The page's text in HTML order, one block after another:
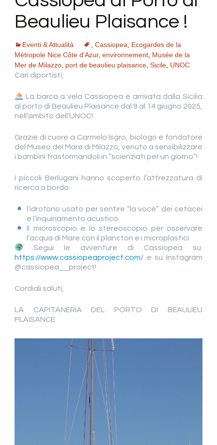
Beaulieu Plaisance !
Eventi & Attualità Cassiopea
Ecogardes de la
Métropole Nice Côte d'Azur, environnement Musée de la
Mer de Milazzo port de beaulieu plaisance Sicile UNOC
Cari diportisti,
La barca a vela Cassiopea è arrivata dalla Sicilia
al porto di Beaulieu Plaisance dal 9 al 14 giugno 2025,
nell’ambito dell’UNOC!
Grazie di cuore a Carmelo Isgro, biologo e fondatore
del Museo del Mare di Milazzo, venuto a sensibilizzare
i bambini trasformandoli in “scienziati per un giorno”!
I piccoli Berlugani hanno scoperto l’attrezzatura di
ricerca a bordo:
l’idrofono usato per sentire “la voce” dei cetacei
e l’inquinamento acustico
Il microscopio e lo stereoscopio per osservare
l’acqua di Mare con il plancton e i microplastici
Segui le avventure di Cassiopea su:
https://www.cassiopeaproject.com/ e su Instagram
@cassiopea__project!
Cordiali saluti,
LA CAPITANERIA DEL PORTO DI BEAULIEU
PLAISANCE